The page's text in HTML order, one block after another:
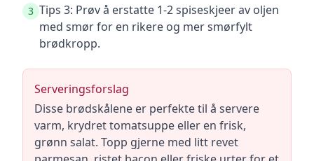
3 Tips 3: Prøv å erstatte 1-2 spiseskjeer av oljen
med smør for en rikere og mer smørfylt
brødkropp.
Serveringsforslag
Disse brødskålene er perfekte til å servere
varm, krydret tomatsuppe eller en frisk,
grønn salat. Topp gjerne med litt revet